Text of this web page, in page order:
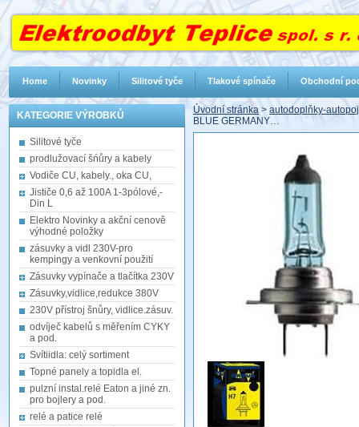
KATEGORIE VÝROBKŮ
Silitové tyče
prodlužovací šńůry a kabely
Vodiče CU, kabely., oka CU,
Jističe 0,6 až 100A 1-3pólové,-
Din L
Elektro Novinky a akční cenově
výhodné položky
zásuvky a vidl 230V-pro
kempingy a venkovní použití
Zásuvky vypínače a tlačítka 230V
Zásuvky,vidlice,redukce 380V
230V přístroj šnůry, vidlice.zásuv.
odvíječ kabelů s měřením CYKY
a pod.
Svítiidla: celý sortiment
Topné panely a topidla el.
pulzní instal.relé Eaton a jiné zn.
pro bojlery a pod.
relé a patice relé
Úvodní stránka > autodoplňky-
BLUE GERMANY…
Home Novinky Silitové tyče Tlakové spínače Obchodní